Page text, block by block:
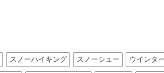
スノーハイキング スノーシュー ウインタ